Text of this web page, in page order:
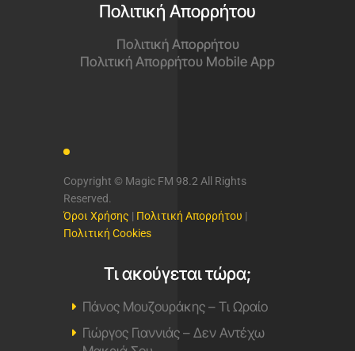
Πολιτική Απορρήτου
Πολιτική Απορρήτου
Πολιτική Απορρήτου Mobile App
Copyright © Magic FM 98.2 All Rights
Reserved.
Όροι Χρήσης | Πολιτική Απορρήτου |
Πολιτική Cookies
Τι ακούγεται τώρα;
Πάνος Μουζουράκης – Τι Ωραίο
Γιώργος Γιαννιάς – Δεν Αντέχω